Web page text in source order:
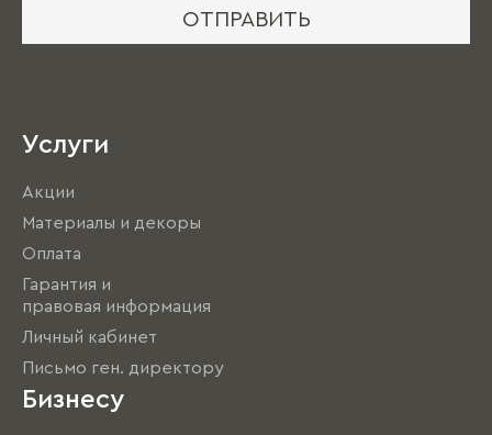
ОТПРАВИТЬ
Услуги
Акции
Материалы и декоры
Оплата
Гарантия и
правовая информация
Личный кабинет
Письмо ген. директору
Бизнесу